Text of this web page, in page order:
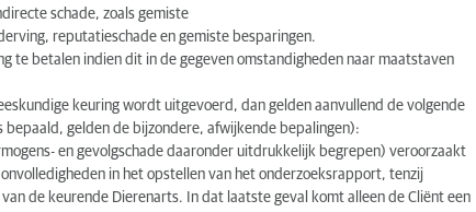
schade, zoals gemiste
reputatieschade en gemiste besparingen.
te betalen indien dit in de gegeven omstandigheden naar maatstaven
keuring wordt uitgevoerd, dan gelden aanvullend de volgende
gelden de bijzondere, afwijkende bepalingen):
en gevolgschade daaronder uitdrukkelijk begrepen) veroorzaakt
in het opstellen van het onderzoeksrapport, tenzij
de keurende Dierenarts. In dat laatste geval komt alleen de Cliënt een